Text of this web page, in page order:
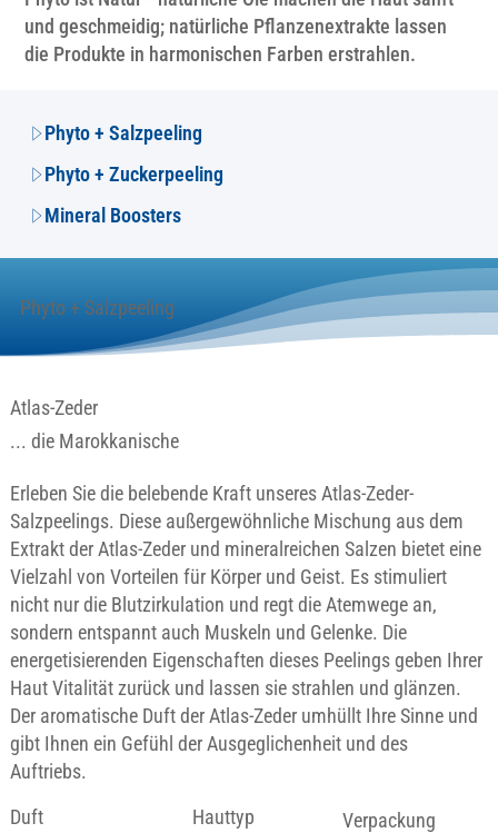
Phyto + Salzpeeling
Phyto + Zuckerpeeling
Mineral Boosters
und geschmeidig; natürliche Pflanzenextrakte lassen
die Produkte in harmonischen Farben erstrahlen.
Phyto + Salzpeeling
Atlas-Zeder
... die Marokkanische
Erleben Sie die belebende Kraft unseres Atlas-Zeder-
Salzpeelings. Diese außergewöhnliche Mischung aus dem
Extrakt der Atlas-Zeder und mineralreichen Salzen bietet eine
Vielzahl von Vorteilen für Körper und Geist. Es stimuliert
nicht nur die Blutzirkulation und regt die Atemwege an,
sondern entspannt auch Muskeln und Gelenke. Die
energetisierenden Eigenschaften dieses Peelings geben Ihrer
Haut Vitalität zurück und lassen sie strahlen und glänzen.
Der aromatische Duft der Atlas-Zeder umhüllt Ihre Sinne und
gibt Ihnen ein Gefühl der Ausgeglichenheit und des
Auftriebs.
Duft
Hauttyp
Verpackung